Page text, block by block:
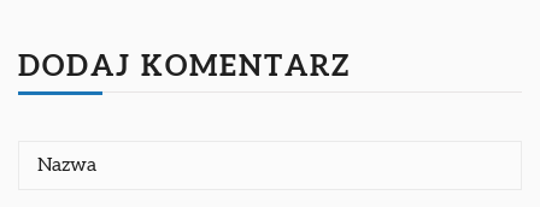
DODAJ KOMENTARZ